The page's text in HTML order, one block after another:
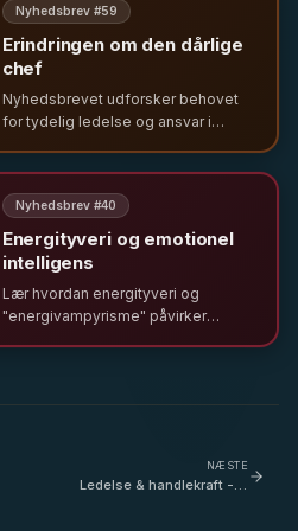
ledelse.
Nyhedsbrev #59
Erindringen om den dårlige
chef
Nyhedsbrevet udforsker behovet
for tydelig ledelse og ansvar i
autoritet.
Nyhedsbrev #40
Energityveri og emotionel
intelligens
Lær hvordan energityveri og
"energivampyrisme" påvirker
intelligens.
NÆSTE
Ledelse & handlekraft - vi